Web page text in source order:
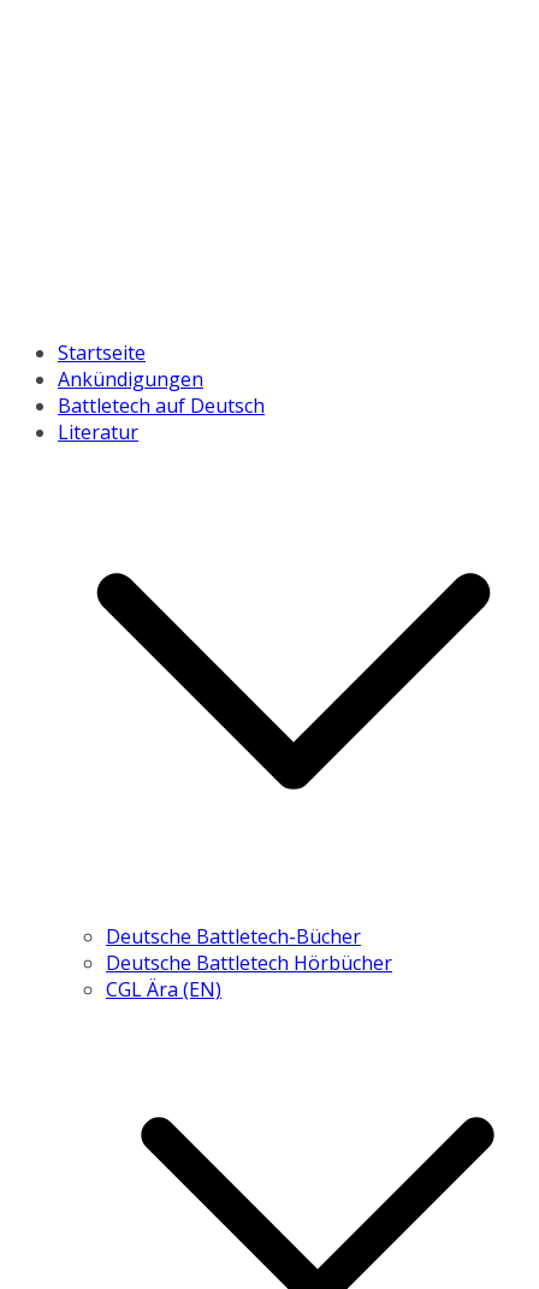
Startseite
Ankündigungen
Battletech auf Deutsch
Literatur
Deutsche Battletech-Bücher
Deutsche Battletech Hörbücher
CGL Ära (EN)